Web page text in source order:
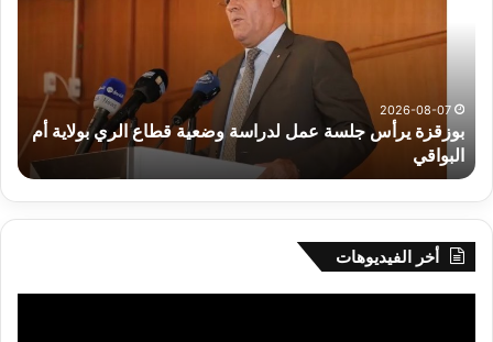
لدراسة
الري
بولاية
البواقي
2026-08-07
بوزقزة يرأس جلسة عمل لدراسة وضعية قطاع الري بولاية أم
البواقي
أخر الفيديوهات